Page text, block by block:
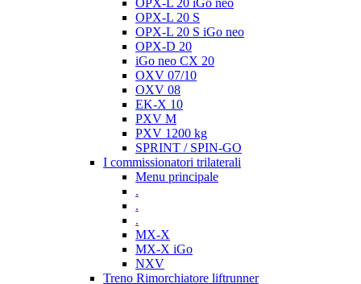
OPX-L 20 iGo neo
OPX-L 20 S
OPX-L 20 S iGo neo
OPX-D 20
iGo neo CX 20
OXV 07/10
OXV 08
EK-X 10
PXV M
PXV 1200 kg
SPRINT / SPIN-GO
I commissionatori trilaterali
Menu principale
.
.
.
MX-X
MX-X iGo
NXV
Treno Rimorchiatore liftrunner